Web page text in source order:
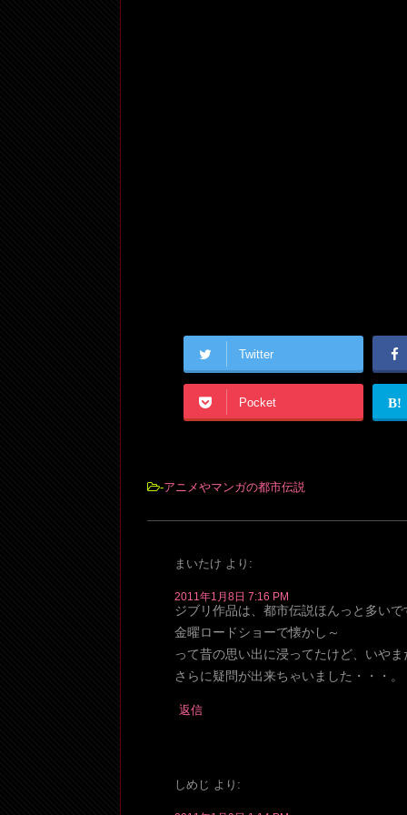
Twitter
Pocket B!
-アニメやマンガの都市伝説
まいたけ より:
2011年1月8日 7:16 PM
ジブリ作品は、都市伝説ほんっと多いで
金曜ロードショーで懐かし～
って昔の思い出に浸ってたけど、いや
さらに疑問が出来ちゃいました・・・。
返信
しめじ より: